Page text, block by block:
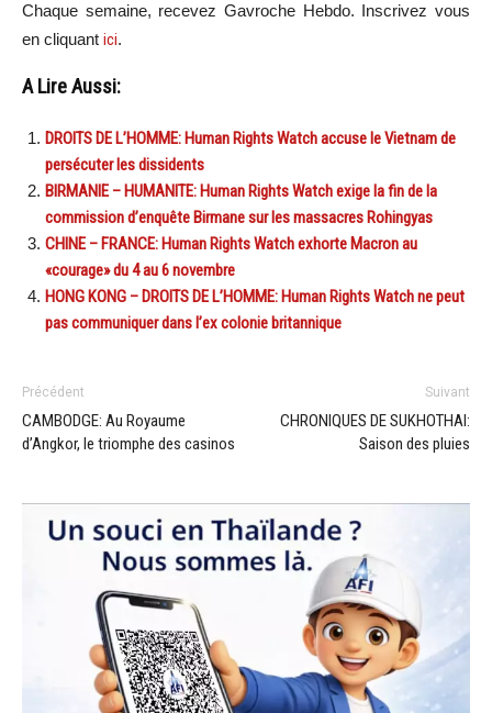
Chaque semaine, recevez Gavroche Hebdo. Inscrivez vous
en cliquant ici.
A Lire Aussi:
DROITS DE L’HOMME: Human Rights Watch accuse le Vietnam de
persécuter les dissidents
BIRMANIE – HUMANITE: Human Rights Watch exige la fin de la
commission d’enquête Birmane sur les massacres Rohingyas
CHINE – FRANCE: Human Rights Watch exhorte Macron au
«courage» du 4 au 6 novembre
HONG KONG – DROITS DE L’HOMME: Human Rights Watch ne peut
pas communiquer dans l’ex colonie britannique
Précédent
CAMBODGE: Au Royaume
d’Angkor, le triomphe des casinos
Suivant
CHRONIQUES DE SUKHOTHAI:
Saison des pluies